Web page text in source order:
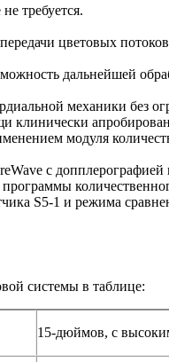
требуется.
цветовых
дальнейшей
механики без
клинически
модуля
с допплерографией
S5-1 и режима
системы в таблице:
15-дюймов, с